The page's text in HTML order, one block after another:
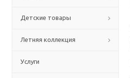
Детские товары
Летняя коллекция
Услуги